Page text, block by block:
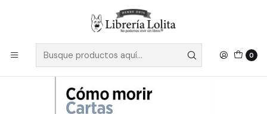
0
Despacho a todo Chile